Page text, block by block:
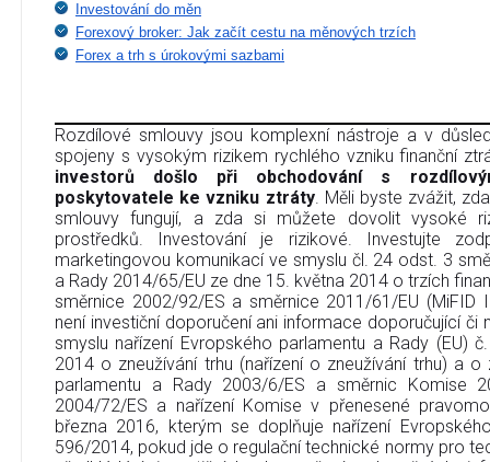
Investování do měn
Forexový broker: Jak začít cestu na měnových trzích
Forex a trh s úrokovými sazbami
Rozdílové smlouvy jsou komplexní nástroje a v
spojeny s vysokým rizikem rychlého vzniku finanční
investorů došlo při obchodování s
poskytovatele ke vzniku ztráty. Měli byste zvážit,
smlouvy fungují, a zda si můžete dovolit vysoké
prostředků. Investování je rizikové. Investujte
marketingovou komunikací ve smyslu čl. 24 odst. 3
a Rady 2014/65/EU ze dne 15. května 2014 o trzích
směrnice 2002/92/ES a směrnice 2011/61/EU (MiFID
není investiční doporučení ani informace doporučující či
smyslu nařízení Evropského parlamentu a Rady (EU)
2014 o zneužívání trhu (nařízení o zneužívání trhu) a o
parlamentu a Rady 2003/6/ES a směrnic Komise
2004/72/ES a nařízení Komise v přenesené
března 2016, kterým se doplňuje nařízení
596/2014, pokud jde o regulační technické normy pro